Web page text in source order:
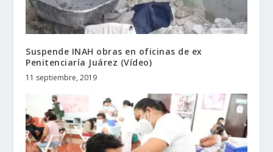
Suspende INAH obras en oficinas de ex
Penitenciaría Juárez (Vídeo)
11 septiembre, 2019